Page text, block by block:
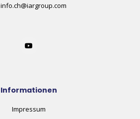
info.ch@iargroup.com
Informationen
Impressum